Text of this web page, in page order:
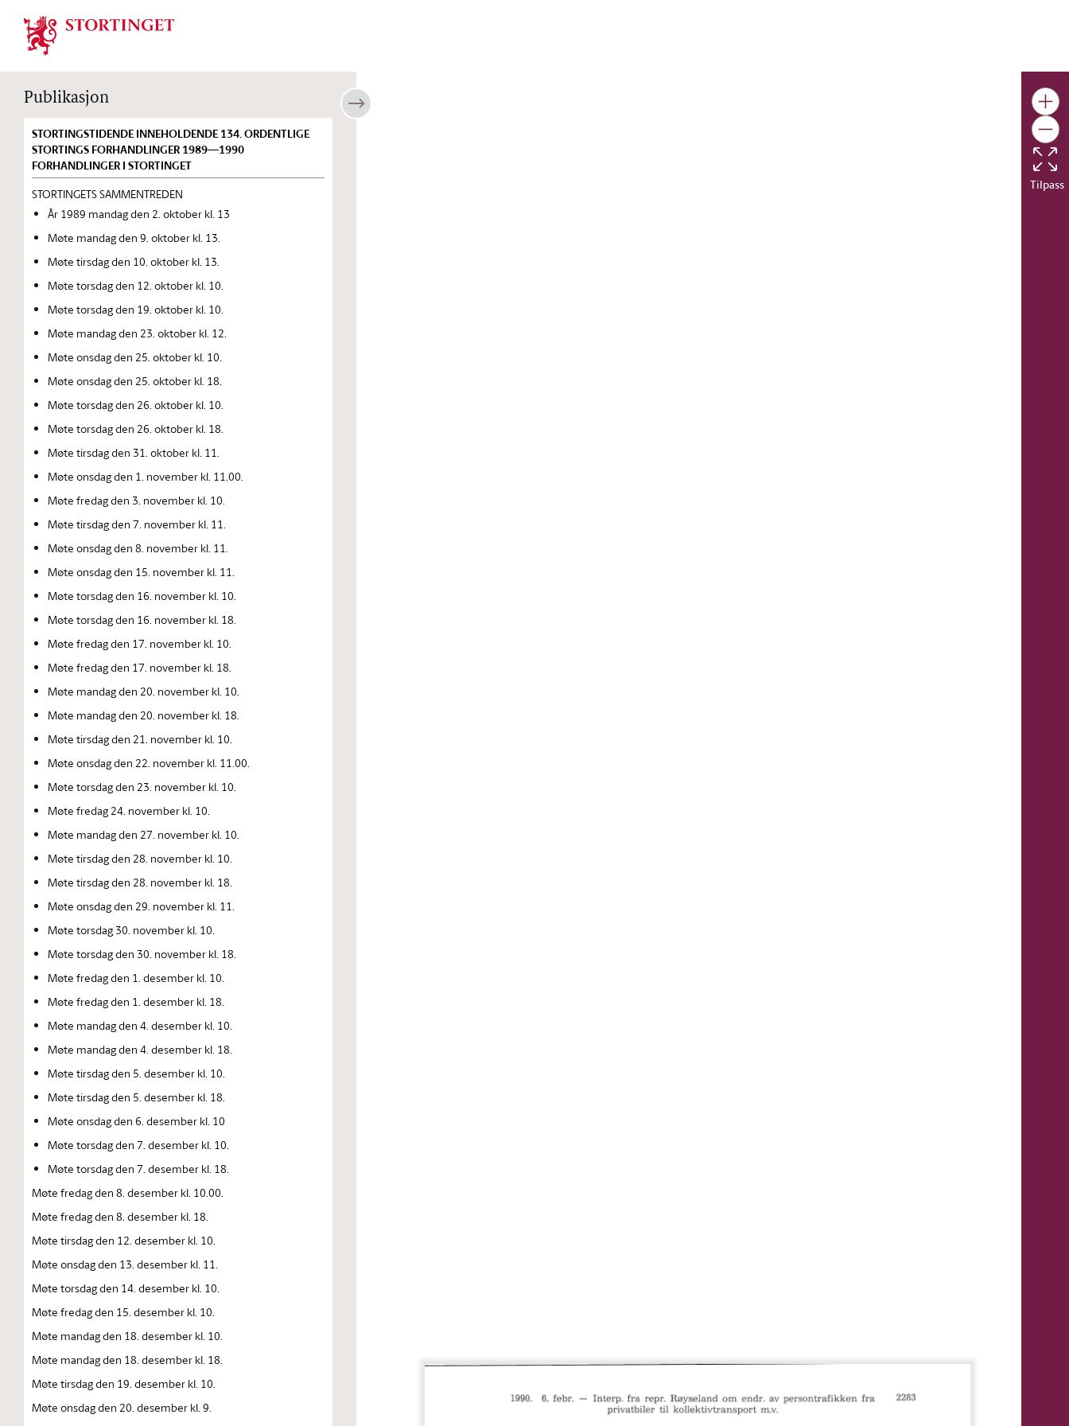
Stortinget.no
Publikasjon
STORTINGSTIDENDE INNEHOLDENDE 134. ORDENTLIGE
STORTINGS FORHANDLINGER 1989—1990
FORHANDLINGER I STORTINGET
STORTINGETS SAMMENTREDEN
År 1989 mandag den 2. oktober kl. 13
Møte mandag den 9. oktober kl. 13.
Møte tirsdag den 10. oktober kl. 13.
Møte torsdag den 12. oktober kl. 10.
Møte torsdag den 19. oktober kl. 10.
Møte mandag den 23. oktober kl. 12.
Møte onsdag den 25. oktober kl. 10.
Møte onsdag den 25. oktober kl. 18.
Møte torsdag den 26. oktober kl. 10.
Møte torsdag den 26. oktober kl. 18.
Møte tirsdag den 31. oktober kl. 11.
Møte onsdag den 1. november kl. 11.00.
Møte fredag den 3. november kl. 10.
Møte tirsdag den 7. november kl. 11.
Møte onsdag den 8. november kl. 11.
Møte onsdag den 15. november kl. 11.
Møte torsdag den 16. november kl. 10.
Møte torsdag den 16. november kl. 18.
Møte fredag den 17. november kl. 10.
Møte fredag den 17. november kl. 18.
Møte mandag den 20. november kl. 10.
Møte mandag den 20. november kl. 18.
Møte tirsdag den 21. november kl. 10.
Møte onsdag den 22. november kl. 11.00.
Møte torsdag den 23. november kl. 10.
Møte fredag 24. november kl. 10.
Møte mandag den 27. november kl. 10.
Møte tirsdag den 28. november kl. 10.
Møte tirsdag den 28. november kl. 18.
Møte onsdag den 29. november kl. 11.
Møte torsdag 30. november kl. 10.
Møte torsdag den 30. november kl. 18.
Møte fredag den 1. desember kl. 10.
Møte fredag den 1. desember kl. 18.
Møte mandag den 4. desember kl. 10.
Møte mandag den 4. desember kl. 18.
Møte tirsdag den 5. desember kl. 10.
Møte tirsdag den 5. desember kl. 18.
Møte onsdag den 6. desember kl. 10
Møte torsdag den 7. desember kl. 10.
Møte torsdag den 7. desember kl. 18.
Møte fredag den 8. desember kl. 10.00.
Møte fredag den 8. desember kl. 18.
Møte tirsdag den 12. desember kl. 10.
Møte onsdag den 13. desember kl. 11.
Møte torsdag den 14. desember kl. 10.
Møte fredag den 15. desember kl. 10.
Møte mandag den 18. desember kl. 10.
Møte mandag den 18. desember kl. 18.
Møte tirsdag den 19. desember kl. 10.
Møte onsdag den 20. desember kl. 9.